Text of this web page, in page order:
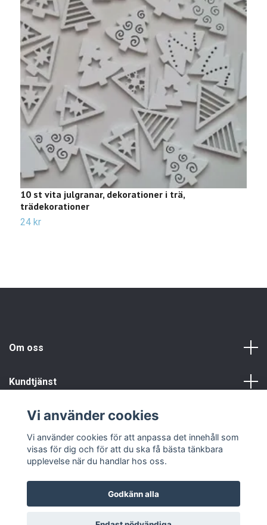
10 st vita julgranar, dekorationer i trä,
trädekorationer
24 kr
Om oss
Kundtjänst
© 2026 Fyndgren
Vi använder cookies
Vi använder cookies för att anpassa det innehåll som
visas för dig och för att du ska få bästa tänkbara
upplevelse när du handlar hos oss.
Godkänn alla